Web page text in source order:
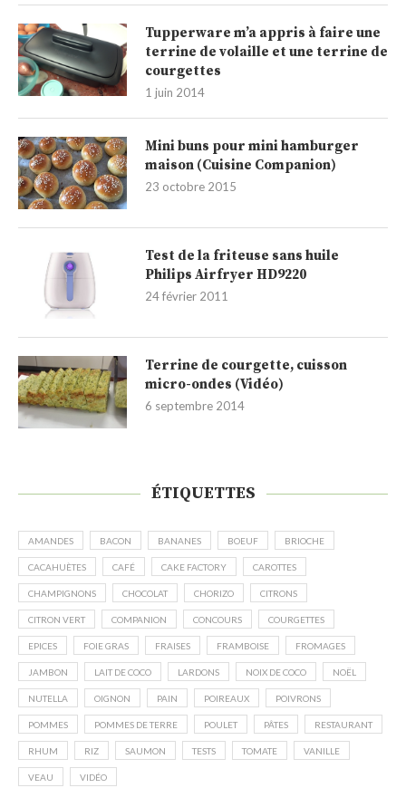
Tupperware m’a appris à faire une
terrine de volaille et une terrine de
courgettes
1 juin 2014
Mini buns pour mini hamburger
maison (Cuisine Companion)
23 octobre 2015
Test de la friteuse sans huile
Philips Airfryer HD9220
24 février 2011
Terrine de courgette, cuisson
micro-ondes (Vidéo)
6 septembre 2014
ÉTIQUETTES
AMANDES BACON BANANES BOEUF BRIOCHE
CACAHUÈTES CAFÉ CAKE FACTORY CAROTTES
CHAMPIGNONS CHOCOLAT CHORIZO CITRONS
CITRON VERT COMPANION CONCOURS COURGETTES
EPICES FOIE GRAS FRAISES FRAMBOISE FROMAGES
JAMBON LAIT DE COCO LARDONS NOIX DE COCO NOËL
NUTELLA OIGNON PAIN POIREAUX POIVRONS
POMMES POMMES DE TERRE POULET PÂTES RESTAURANT
RHUM RIZ SAUMON TESTS TOMATE VANILLE
VEAU VIDÉO